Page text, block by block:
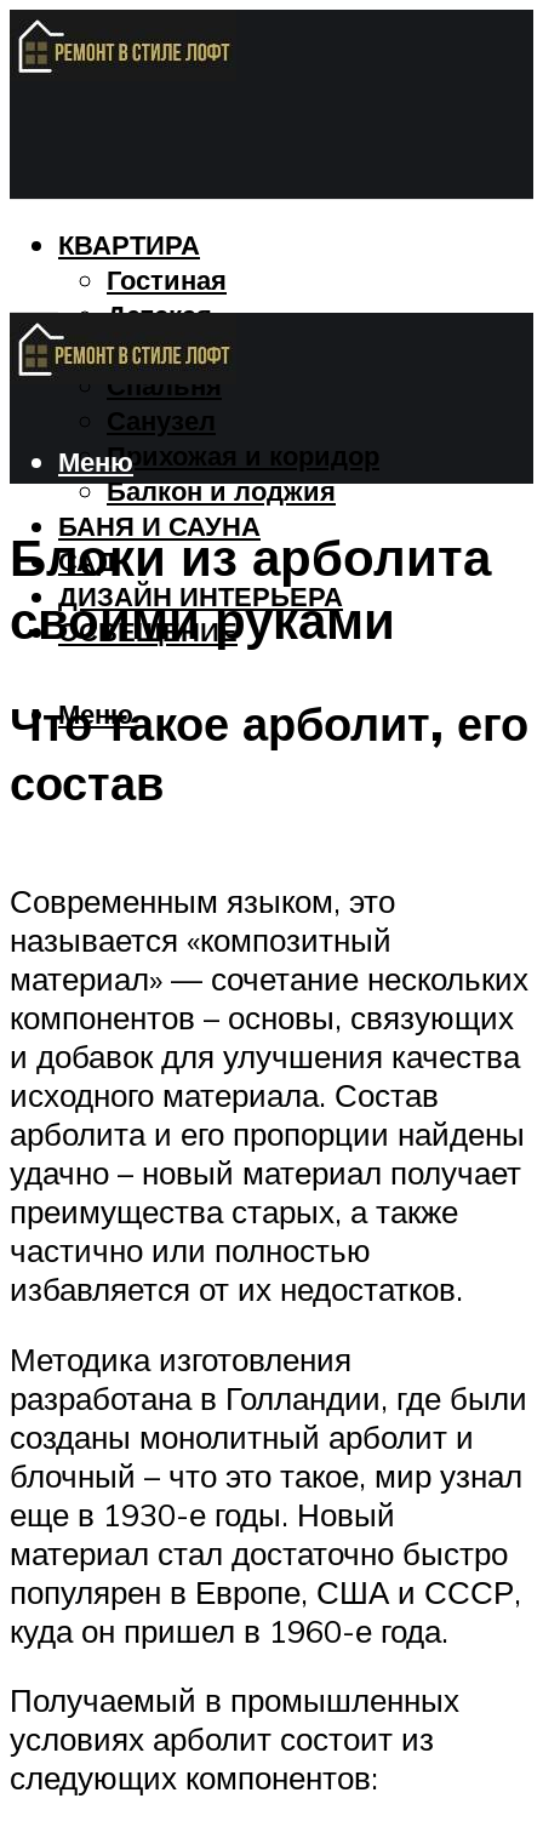
КВАРТИРА
Гостиная
Детская
Кухня
Спальня
Санузел
Прихожая и коридор
Балкон и лоджия
БАНЯ И САУНА
САД
ДИЗАЙН ИНТЕРЬЕРА
ОСВЕЩЕНИЕ
Меню
Меню
Блоки из арболита
своими руками
Что такое арболит, его
состав
Современным языком, это
называется «композитный
материал» — сочетание нескольких
компонентов – основы, связующих
и добавок для улучшения качества
исходного материала. Состав
арболита и его пропорции найдены
удачно – новый материал получает
преимущества старых, а также
частично или полностью
избавляется от их недостатков.
Методика изготовления
разработана в Голландии, где были
созданы монолитный арболит и
блочный – что это такое, мир узнал
еще в 1930-е годы. Новый
материал стал достаточно быстро
популярен в Европе, США и СССР,
куда он пришел в 1960-е года.
Получаемый в промышленных
условиях арболит состоит из
следующих компонентов: